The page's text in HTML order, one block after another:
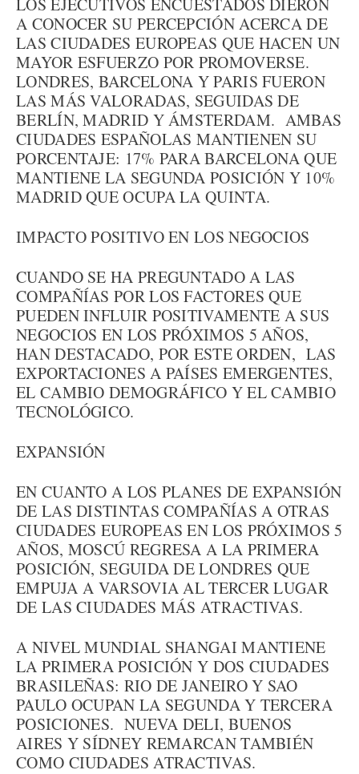
LOS EJECUTIVOS ENCUESTADOS DIERON
A CONOCER SU PERCEPCIÓN ACERCA DE
LAS CIUDADES EUROPEAS QUE HACEN UN
MAYOR ESFUERZO POR PROMOVERSE.
LONDRES, BARCELONA Y PARIS FUERON
LAS MÁS VALORADAS, SEGUIDAS DE
BERLÍN, MADRID Y ÁMSTERDAM. AMBAS
CIUDADES ESPAÑOLAS MANTIENEN SU
PORCENTAJE: 17% PARA BARCELONA QUE
MANTIENE LA SEGUNDA POSICIÓN Y 10%
MADRID QUE OCUPA LA QUINTA.
IMPACTO POSITIVO EN LOS NEGOCIOS
CUANDO SE HA PREGUNTADO A LAS
COMPAÑÍAS POR LOS FACTORES QUE
PUEDEN INFLUIR POSITIVAMENTE A SUS
NEGOCIOS EN LOS PRÓXIMOS 5 AÑOS,
HAN DESTACADO, POR ESTE ORDEN, LAS
EXPORTACIONES A PAÍSES EMERGENTES,
EL CAMBIO DEMOGRÁFICO Y EL CAMBIO
TECNOLÓGICO.
EXPANSIÓN
EN CUANTO A LOS PLANES DE EXPANSIÓN
DE LAS DISTINTAS COMPAÑÍAS A OTRAS
CIUDADES EUROPEAS EN LOS PRÓXIMOS 5
AÑOS, MOSCÚ REGRESA A LA PRIMERA
POSICIÓN, SEGUIDA DE LONDRES QUE
EMPUJA A VARSOVIA AL TERCER LUGAR
DE LAS CIUDADES MÁS ATRACTIVAS.
A NIVEL MUNDIAL SHANGAI MANTIENE
LA PRIMERA POSICIÓN Y DOS CIUDADES
BRASILEÑAS: RIO DE JANEIRO Y SAO
PAULO OCUPAN LA SEGUNDA Y TERCERA
POSICIONES. NUEVA DELI, BUENOS
AIRES Y SÍDNEY REMARCAN TAMBIÉN
COMO CIUDADES ATRACTIVAS.